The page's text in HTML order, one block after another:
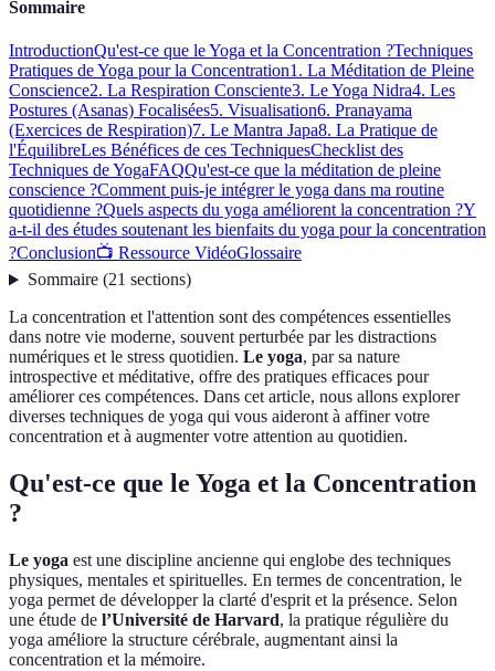
Sommaire
IntroductionQu'est-ce que le Yoga et la Concentration ?Techniques
Pratiques de Yoga pour la Concentration1. La Méditation de Pleine
Conscience2. La Respiration Consciente3. Le Yoga Nidra4. Les
Postures (Asanas) Focalisées5. Visualisation6. Pranayama
(Exercices de Respiration)7. Le Mantra Japa8. La Pratique de
l'ÉquilibreLes Bénéfices de ces TechniquesChecklist des
Techniques de YogaFAQQu'est-ce que la méditation de pleine
conscience ?Comment puis-je intégrer le yoga dans ma routine
quotidienne ?Quels aspects du yoga améliorent la concentration ?Y
a-t-il des études soutenant les bienfaits du yoga pour la concentration
?Conclusion📺 Ressource VidéoGlossaire
Sommaire(21 sections)
La concentration et l'attention sont des compétences essentielles
dans notre vie moderne, souvent perturbée par les distractions
numériques et le stress quotidien. Le yoga, par sa nature
introspective et méditative, offre des pratiques efficaces pour
améliorer ces compétences. Dans cet article, nous allons explorer
diverses techniques de yoga qui vous aideront à affiner votre
concentration et à augmenter votre attention au quotidien.
Qu'est-ce que le Yoga et la Concentration
?
Le yoga est une discipline ancienne qui englobe des techniques
physiques, mentales et spirituelles. En termes de concentration, le
yoga permet de développer la clarté d'esprit et la présence. Selon
une étude de l’Université de Harvard, la pratique régulière du
yoga améliore la structure cérébrale, augmentant ainsi la
concentration et la mémoire.